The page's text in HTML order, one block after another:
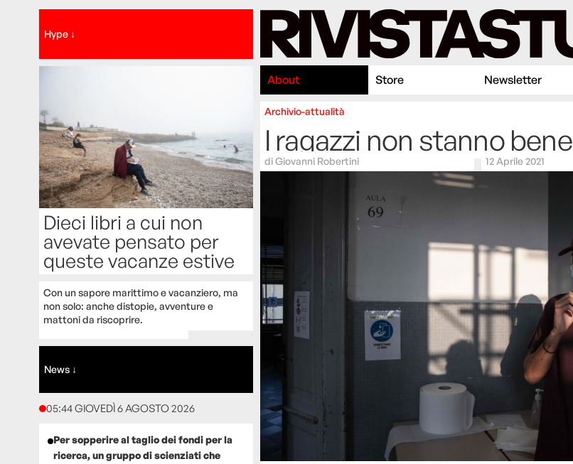
Hype ↓
Dieci libri a cui non
avevate pensato per
queste vacanze estive
Con un sapore marittimo e vacanziero, ma
non solo: anche distopie, avventure e
mattoni da riscoprire.
News ↓
05:44 GIOVEDÌ 6 AGOSTO 2026
Per sopperire al taglio dei fondi per la
ricerca, un gruppo di scienziati che
About Store Newsletter
Archivio-attualità
I ragazzi non stanno bene
diGiovanni Robertini 12 Aprile 2021